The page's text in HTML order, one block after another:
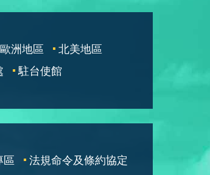
歐洲地區
北美地區
駐台使館
區
法規命令及條約協定